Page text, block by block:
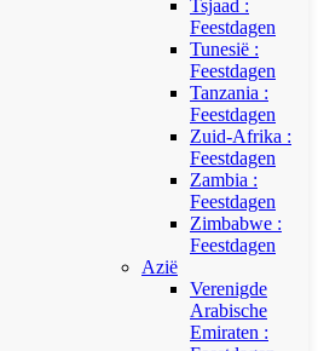
Tsjaad :
Feestdagen
Tunesië :
Feestdagen
Tanzania :
Feestdagen
Zuid-Afrika :
Feestdagen
Zambia :
Feestdagen
Zimbabwe :
Feestdagen
Azië
Verenigde
Arabische
Emiraten :